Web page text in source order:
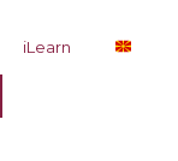
iLearn